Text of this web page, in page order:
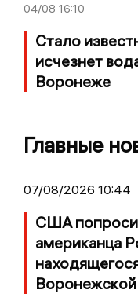
04/08 16:10
Стало
исчезнет
Воронеже
Главные
07/08/2026 10:44
США
американца